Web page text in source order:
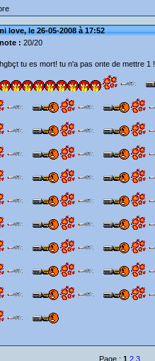
love, le 26-05-2008 à 17:52
: 20/20
tu es mort! tu n'a pas onte de mettre 1 !
Page : 1 2 3